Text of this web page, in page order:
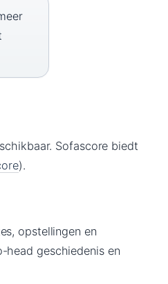
Sofascore biedt
).
opstellingen en
geschiedenis en